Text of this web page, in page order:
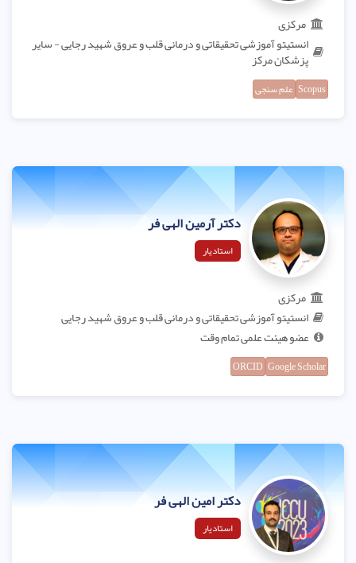
مرکزی
انستیتو آموزشی تحقیقاتی و درمانی قلب و عروق شهید رجایی - سایر
پزشکان مرکز
Scopus علم سنجی
دکتر آرمین الهی فر
استادیار
مرکزی
انستیتو آموزشی تحقیقاتی و درمانی قلب و عروق شهید رجایی
عضو هیئت علمی تمام وقت
Google Scholar
ORCID
دکتر امین الهی فر
استادیار